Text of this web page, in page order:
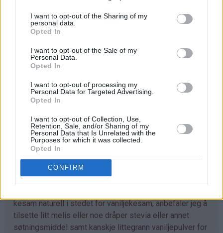
I want to opt-out of the Sharing of my
personal data.
Opted In
I want to opt-out of the Sale of my
Personal Data.
Opted In
I want to opt-out of processing my
Personal Data for Targeted Advertising.
Opted In
I want to opt-out of Collection, Use,
Retention, Sale, and/or Sharing of my
Personal Data that Is Unrelated with the
Purposes for which it was collected.
Opted In
CONFIRM
Server chiapuddingen med det du liker, for eksempel
granateplekjerner, moreller og pasjonsfrukt.
Tips
velassorterte matvarebutikker.
chiafrø, hvis du ønsker at de skal bli mindre
dominerende. Jeg pleier å variere, og av og til synes jeg
det er passe å bare blande 1 ts chiafrø i hvert glass i
stedet for 1 ss.
♥Vaniljekesam er såpass søt at jeg synes det er
kesam naturell i stedet for vaniljekesam, anbefaler jeg å
tilsette litt melis eller noe dråper stevia eller annet
søtningsmiddel samt kanskje littegrann vaniljepulver for